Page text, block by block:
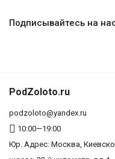
Подписывайтесь на
PodZoloto.ru
podzoloto@yandex.ru
10:00—19:00
Юр. Адреc: Москва,